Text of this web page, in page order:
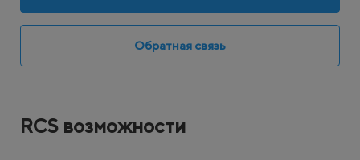
Обратная связь
RCS возможности